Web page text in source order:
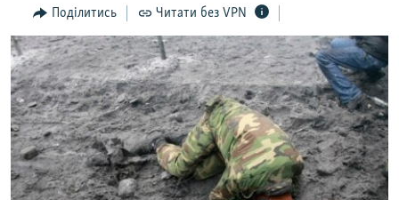
Перейти
до
пошуку
ПОГЛЯД
ІНТЕРВ'Ю
ВСЕ ЗА ДЕНЬ
СПЕЦПРОЕКТИ
ДЕПОРТАЦІЯ
ВІДЕОУРОКИ «ELIFBE»
ЯК ОБІЙТИ БЛОКУВАННЯ
Русский
Поділитись Читати без VPN